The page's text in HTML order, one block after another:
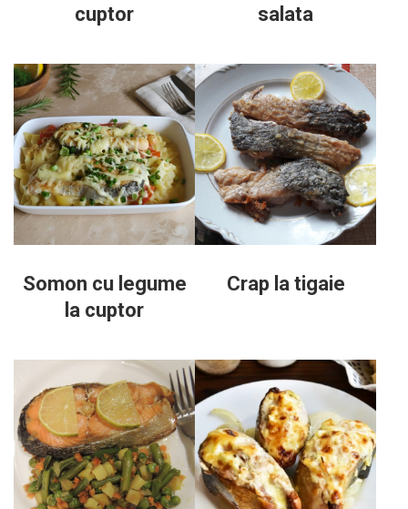
cuptor
salata
Somon cu legume
la cuptor
Crap la tigaie